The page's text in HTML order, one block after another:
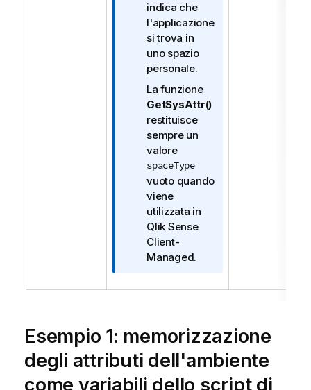
r
m
a
t
i
c
a
indica che
l'applicazione
si trova in
uno spazio
personale.
La funzione
GetSysAttr()
restituisce
sempre un
valore
spaceType
vuoto quando
viene
utilizzata in
Qlik Sense
Client-
Managed.
Esempio 1: memorizzazione
degli attributi dell'ambiente
come variabili dello script di